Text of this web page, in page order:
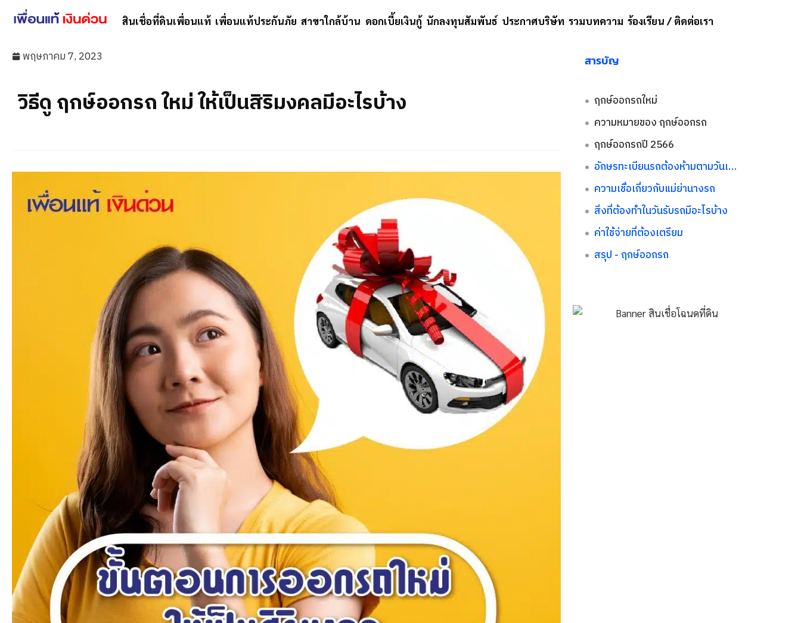
สินเชื่อที่ดินเพื่อนแท้ เพื่อนแท้ประกันภัย สาขาใกล้บ้าน ดอกเบี้ยเงินกู้ นักลงทุนสัมพันธ์ ประกาศบริษัท รวมบทความ ร้องเรียน / ติดต่อเรา
พฤษภาคม 7, 2023
วิธีดู ฤกษ์ออกรถ ใหม่ ให้เป็นสิริมงคลมีอะไรบ้าง
สารบัญ
ฤกษ์ออกรถใหม่
ความหมายของ ฤกษ์ออกรถ
ฤกษ์ออกรถปี 2566
อักษรทะเบียนรถต้องห้ามตามวันเกิด
ความเชื่อเกี่ยวกับแม่ย่านางรถ
สิ่งที่ต้องทำในวันรับรถมีอะไรบ้าง
ค่าใช้จ่ายที่ต้องเตรียม
สรุป - ฤกษ์ออกรถ